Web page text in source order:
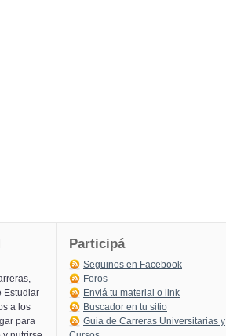
Estudiar
a los
para
Participá
Seguinos en Facebook
Foros
Enviá tu material o link
Buscador en tu sitio
Guia de Carreras Universitarias y